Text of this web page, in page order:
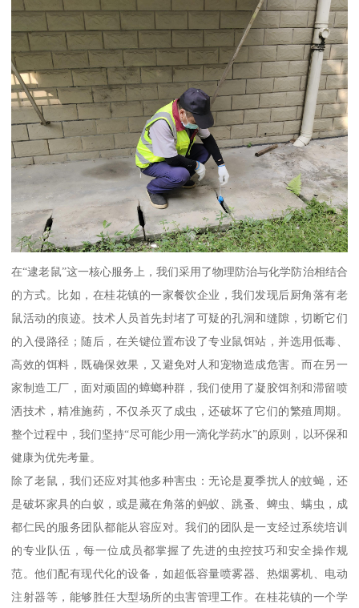
在“逮老鼠”这一核心服务上，我们采用了物理防治与化学防治相结合
的方式。比如，在桂花镇的一家餐饮企业，我们发现后厨角落有老
鼠活动的痕迹。技术人员首先封堵了可疑的孔洞和缝隙，切断它们
的入侵路径；随后，在关键位置布设了专业鼠饵站，并选用低毒、
高效的饵料，既确保效果，又避免对人和宠物造成危害。而在另一
家制造工厂，面对顽固的蟑螂种群，我们使用了凝胶饵剂和滞留喷
洒技术，精准施药，不仅杀灭了成虫，还破坏了它们的繁殖周期。
整个过程中，我们坚持“尽可能少用一滴化学药水”的原则，以环保和
健康为优先考量。
除了老鼠，我们还应对其他多种害虫：无论是夏季扰人的蚊蝇，还
是破坏家具的白蚁，或是藏在角落的蚂蚁、跳蚤、蜱虫、螨虫，成
都仁民的服务团队都能从容应对。我们的团队是一支经过系统培训
的专业队伍，每一位成员都掌握了先进的虫控技巧和安全操作规
范。他们配有现代化的设备，如超低容量喷雾器、热烟雾机、电动
注射器等，能够胜任大型场所的虫害管理工作。在桂花镇的一个学